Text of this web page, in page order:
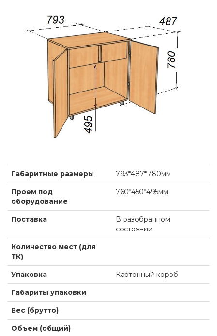
Габаритные размеры 793*487*780мм
Проем под
оборудование
760*450*495мм
Поставка
В разобранном
состоянии
Количество мест (для
ТК)
Упаковка Картонный короб
Габариты упаковки
Вес (брутто)
Объем (общий)